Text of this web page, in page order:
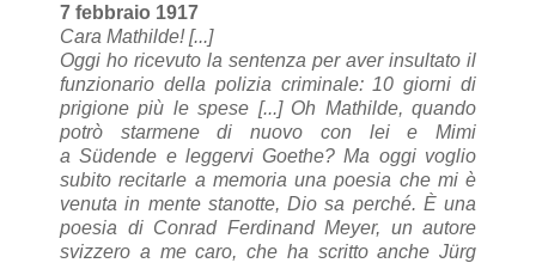
7 febbraio 1917
Cara Mathilde! [...]
Oggi ho ricevuto la sentenza per aver insultato il
funzionario della polizia criminale: 10 giorni di
prigione più le spese [...] Oh Mathilde, quando
potrò starmene di nuovo con lei e Mimi
aSüdende e leggervi Goethe? Ma oggi voglio
subito recitarle a memoria una poesia che mi è
venuta in mente stanotte, Dio sa perché. È una
poesia di Conrad Ferdinand Meyer, un autore
svizzero a me caro, che ha scritto anche Jürg